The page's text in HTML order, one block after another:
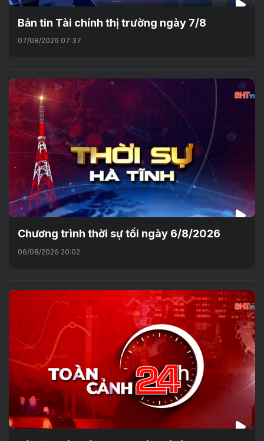
Bản tin Tài chính thị trường ngày 7/8
07/08/2026 07:37
Chương trình thời sự tối ngày 6/8/2026
06/08/2026 20:02